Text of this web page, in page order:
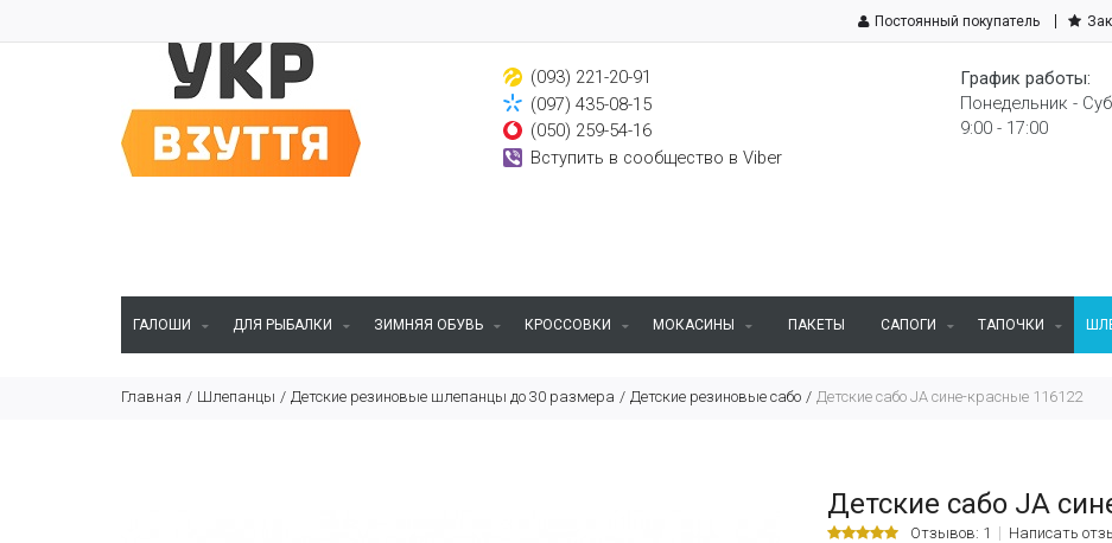
Постоянный покупатель
(093) 221-20-91
(097) 435-08-15
(050) 259-54-16
Вступить в сообщество в Viber
График работы:
Понедельник -
9:00 - 17:00
ГАЛОШИ ДЛЯ РЫБАЛКИ ЗИМНЯЯ ОБУВЬ КРОССОВКИ МОКАСИНЫ ПАКЕТЫ САПОГИ ТАПОЧКИ
Главная Шлепанцы Детские резиновые шлепанцы до 30 размера Детские резиновые сабо Детские сабо JA сине-красные 116122
Детские сабо JA
Отзывов: 1 Написать